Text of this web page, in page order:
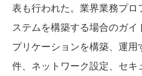
表も行われた。業界業務プ
ステムを構築する場合のガ
プリケーションを構築、運
件、ネットワーク設定、セ